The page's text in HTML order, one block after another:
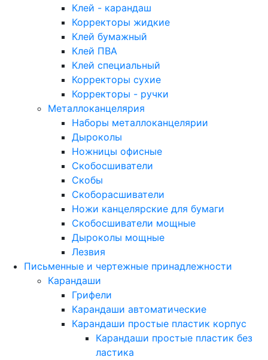
Клей - карандаш
Корректоры жидкие
Клей бумажный
Клей ПВА
Клей специальный
Корректоры сухие
Корректоры - ручки
Металлоканцелярия
Наборы металлоканцелярии
Дыроколы
Ножницы офисные
Скобосшиватели
Скобы
Скоборасшиватели
Ножи канцелярские для бумаги
Скобосшиватели мощные
Дыроколы мощные
Лезвия
Письменные и чертежные принадлежности
Карандаши
Грифели
Карандаши автоматические
Карандаши простые пластик корпус
Карандаши простые пластик без
ластика